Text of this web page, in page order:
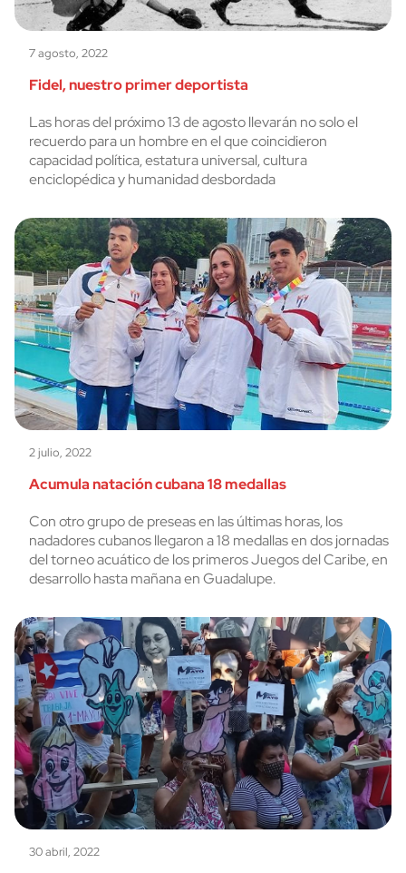
7 agosto, 2022
Fidel, nuestro primer deportista
Las horas del próximo 13 de agosto llevarán no solo el
recuerdo para un hombre en el que coincidieron
capacidad política, estatura universal, cultura
enciclopédica y humanidad desbordada
2 julio, 2022
Acumula natación cubana 18 medallas
Con otro grupo de preseas en las últimas horas, los
nadadores cubanos llegaron a 18 medallas en dos jornadas
del torneo acuático de los primeros Juegos del Caribe, en
desarrollo hasta mañana en Guadalupe.
30 abril, 2022